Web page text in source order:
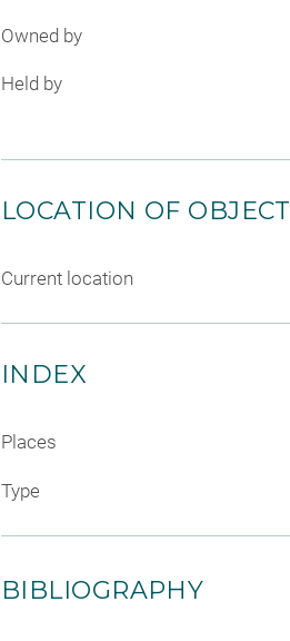
Owned by
Held by
LOCATION OF OBJECT
Current location
INDEX
Places
Type
BIBLIOGRAPHY